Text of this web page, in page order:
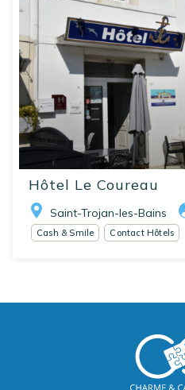
Hôtel Le Coureau
Saint-Trojan-les-Bains
Cash & Smile Contact Hôtels